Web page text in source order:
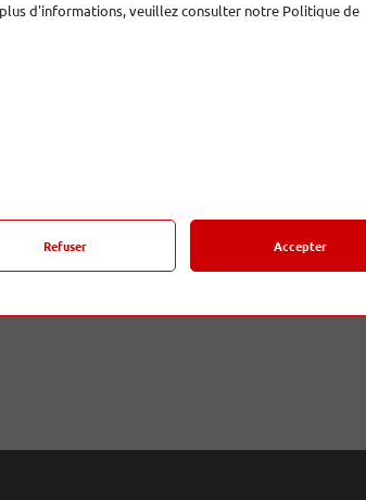
d'informations, veuillez consulter notre Politique de
Refuser Accepter